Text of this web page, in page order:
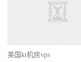
美国kt机房vps